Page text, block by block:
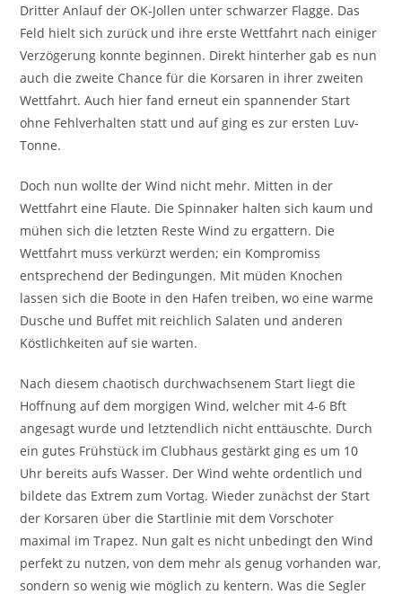
Dritter Anlauf der OK-Jollen unter schwarzer Flagge. Das
Feld hielt sich zurück und ihre erste Wettfahrt nach einiger
Verzögerung konnte beginnen. Direkt hinterher gab es nun
auch die zweite Chance für die Korsaren in ihrer zweiten
Wettfahrt. Auch hier fand erneut ein spannender Start
ohne Fehlverhalten statt und auf ging es zur ersten Luv-
Tonne.
Doch nun wollte der Wind nicht mehr. Mitten in der
Wettfahrt eine Flaute. Die Spinnaker halten sich kaum und
mühen sich die letzten Reste Wind zu ergattern. Die
Wettfahrt muss verkürzt werden; ein Kompromiss
entsprechend der Bedingungen. Mit müden Knochen
lassen sich die Boote in den Hafen treiben, wo eine warme
Dusche und Buffet mit reichlich Salaten und anderen
Köstlichkeiten auf sie warten.
Nach diesem chaotisch durchwachsenem Start liegt die
Hoffnung auf dem morgigen Wind, welcher mit 4-6 Bft
angesagt wurde und letztendlich nicht enttäuschte. Durch
ein gutes Frühstück im Clubhaus gestärkt ging es um 10
Uhr bereits aufs Wasser. Der Wind wehte ordentlich und
bildete das Extrem zum Vortag. Wieder zunächst der Start
der Korsaren über die Startlinie mit dem Vorschoter
maximal im Trapez. Nun galt es nicht unbedingt den Wind
perfekt zu nutzen, von dem mehr als genug vorhanden war,
sondern so wenig wie möglich zu kentern. Was die Segler